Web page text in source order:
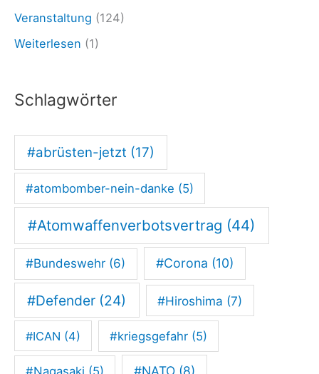
Veranstaltung (124)
Weiterlesen (1)
Schlagwörter
#abrüsten-jetzt (17)
#atombomber-nein-danke (5)
#Atomwaffenverbotsvertrag (44)
#Bundeswehr (6) #Corona (10)
#Defender (24) #Hiroshima (7)
#ICAN (4) #kriegsgefahr(5)
#Nagasaki (5) #NATO(8)